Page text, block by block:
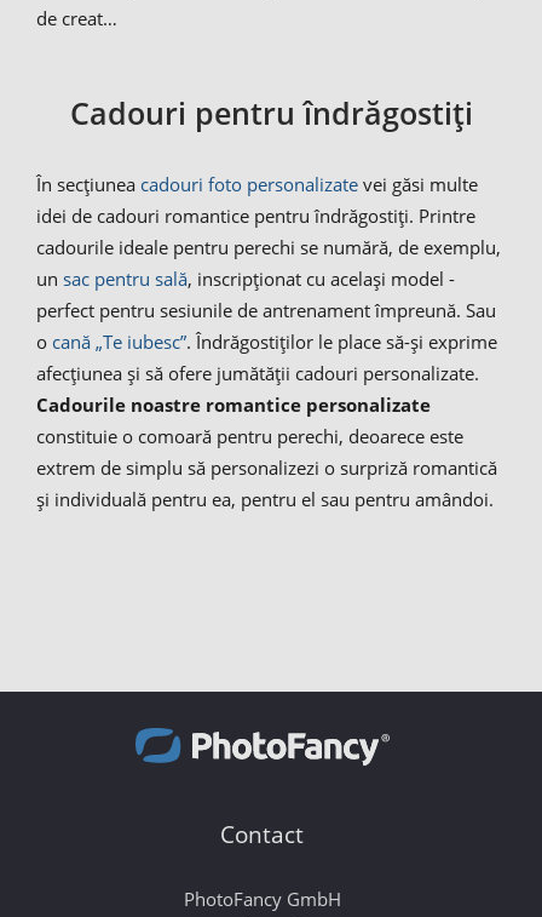
de creat…
Cadouri pentru îndrăgostiți
În secțiunea cadouri foto personalizate vei găsi multe
idei de cadouri romantice pentru îndrăgostiți. Printre
cadourile ideale pentru perechi se numără, de exemplu,
un sac pentru sală, inscripționat cu același model -
perfect pentru sesiunile de antrenament împreună. Sau
o cană „Te iubesc”. Îndrăgostiților le place să-și exprime
afecțiunea și să ofere jumătății cadouri personalizate.
Cadourile noastre romantice personalizate
constituie o comoară pentru perechi, deoarece este
extrem de simplu să personalizezi o surpriză romantică
și individuală pentru ea, pentru el sau pentru amândoi.
Contact
PhotoFancy GmbH